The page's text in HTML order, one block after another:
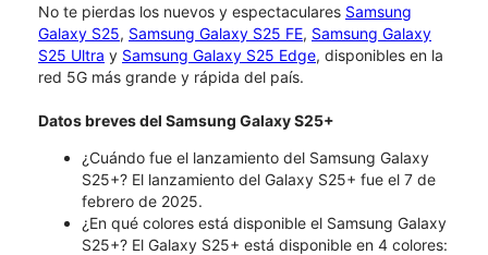
No te pierdas los nuevos y espectaculares Samsung
Galaxy S25, Samsung Galaxy S25 FE, Samsung Galaxy
S25 Ultra y Samsung Galaxy S25 Edge, disponibles en la
red 5G más grande y rápida del país.
Datos breves del Samsung Galaxy S25+
¿Cuándo fue el lanzamiento del Samsung Galaxy
S25+? El lanzamiento del Galaxy S25+ fue el 7 de
febrero de 2025.
¿En qué colores está disponible el Samsung Galaxy
S25+? El Galaxy S25+ está disponible en 4 colores: